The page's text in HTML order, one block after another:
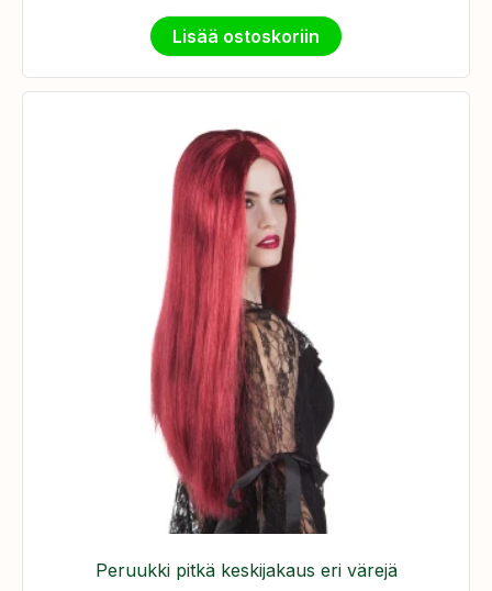
Lisää ostoskoriin
Peruukki pitkä keskijakaus eri värejä